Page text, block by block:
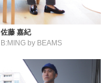
佐藤 嘉紀
B:MING by BEAMS